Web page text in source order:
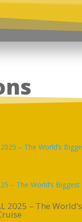
– The World’s Biggest
2025 – The World’s